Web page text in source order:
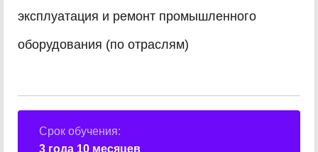
эксплуатация и ремонт промышленного
оборудования (по отраслям)
Срок обучения:
3 года 10 месяцев